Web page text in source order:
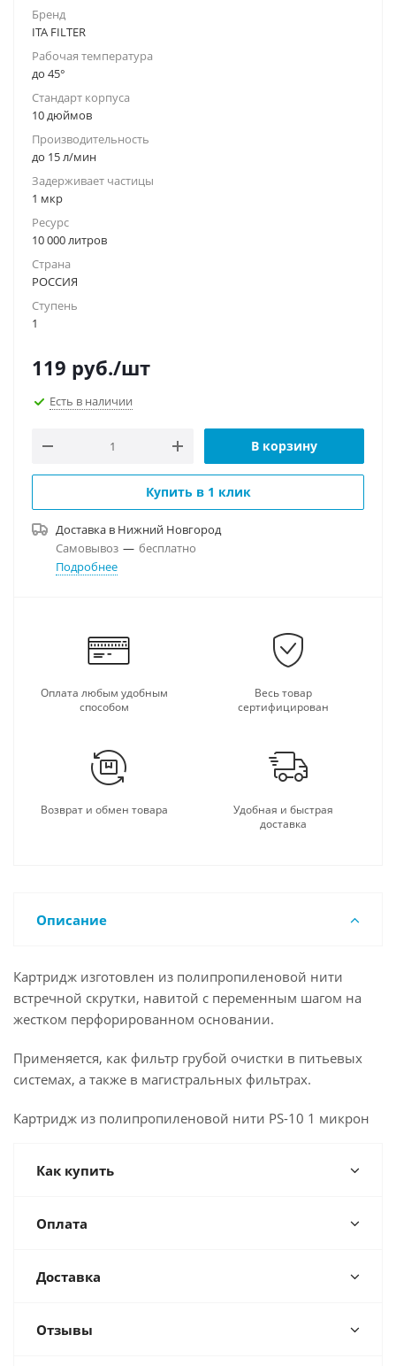
Бренд
ITA FILTER
Рабочая температура
до 45°
Стандарт корпуса
10 дюймов
Производительность
до 15 л/мин
Задерживает частицы
1 мкр
Ресурс
10 000 литров
Страна
РОССИЯ
Ступень
1
119 руб./шт
Есть в наличии
В корзину
Купить в 1 клик
Доставка в Нижний Новгород
Самовывоз — бесплатно
Подробнее
Оплата любым удобным
способом
Весь товар
сертифицирован
Возврат и обмен товара
Удобная и быстрая
доставка
Описание
Картридж изготовлен из полипропиленовой нити
встречной скрутки, навитой с переменным шагом на
жестком перфорированном основании.
Применяется, как фильтр грубой очистки в питьевых
системах, а также в магистральных фильтрах.
Картридж из полипропиленовой нити PS-10 1 микрон
Как купить
Оплата
Доставка
Отзывы